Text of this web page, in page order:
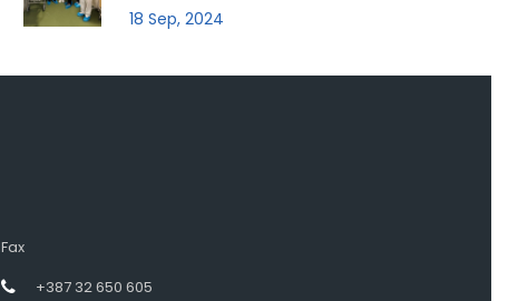
18 Sep, 2024
Fax
+387 32 650 605